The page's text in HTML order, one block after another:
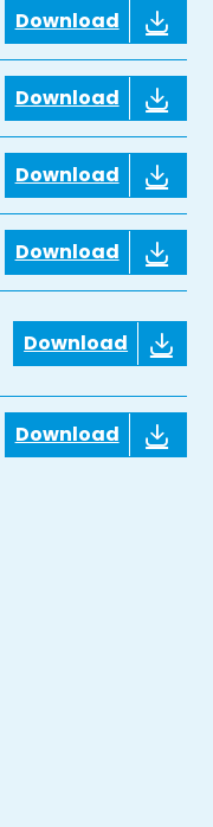
Download
Download
Download
Download
Download
Download